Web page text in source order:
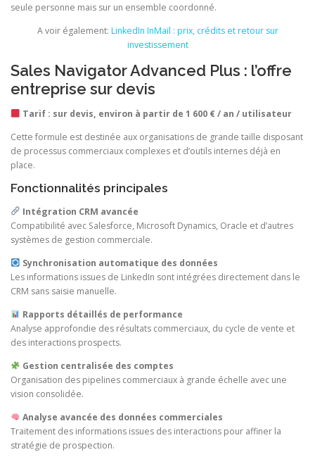
seule personne mais sur un ensemble coordonné.
A voir également: LinkedIn InMail : prix, crédits et retour sur
investissement
Sales Navigator Advanced Plus : l’offre
entreprise sur devis
Tarif : sur devis, environ à partir de 1 600 € / an / utilisateur
Cette formule est destinée aux organisations de grande taille disposant
de processus commerciaux complexes et d’outils internes déjà en
place.
Fonctionnalités principales
Intégration CRM avancée
Compatibilité avec Salesforce, Microsoft Dynamics, Oracle et d’autres
systèmes de gestion commerciale.
Synchronisation automatique des données
Les informations issues de LinkedIn sont intégrées directement dans le
CRM sans saisie manuelle.
Rapports détaillés de performance
Analyse approfondie des résultats commerciaux, du cycle de vente et
des interactions prospects.
Gestion centralisée des comptes
Organisation des pipelines commerciaux à grande échelle avec une
vision consolidée.
Analyse avancée des données commerciales
Traitement des informations issues des interactions pour affiner la
stratégie de prospection.